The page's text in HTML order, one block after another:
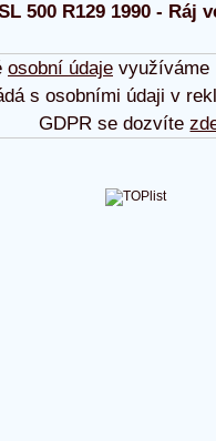
500 R129 1990 - Ráj
osobní údajevyužíváme
s osobními údaji v
GDPR se dozvíte